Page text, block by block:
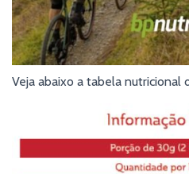
Veja abaixo a tabela nutricional